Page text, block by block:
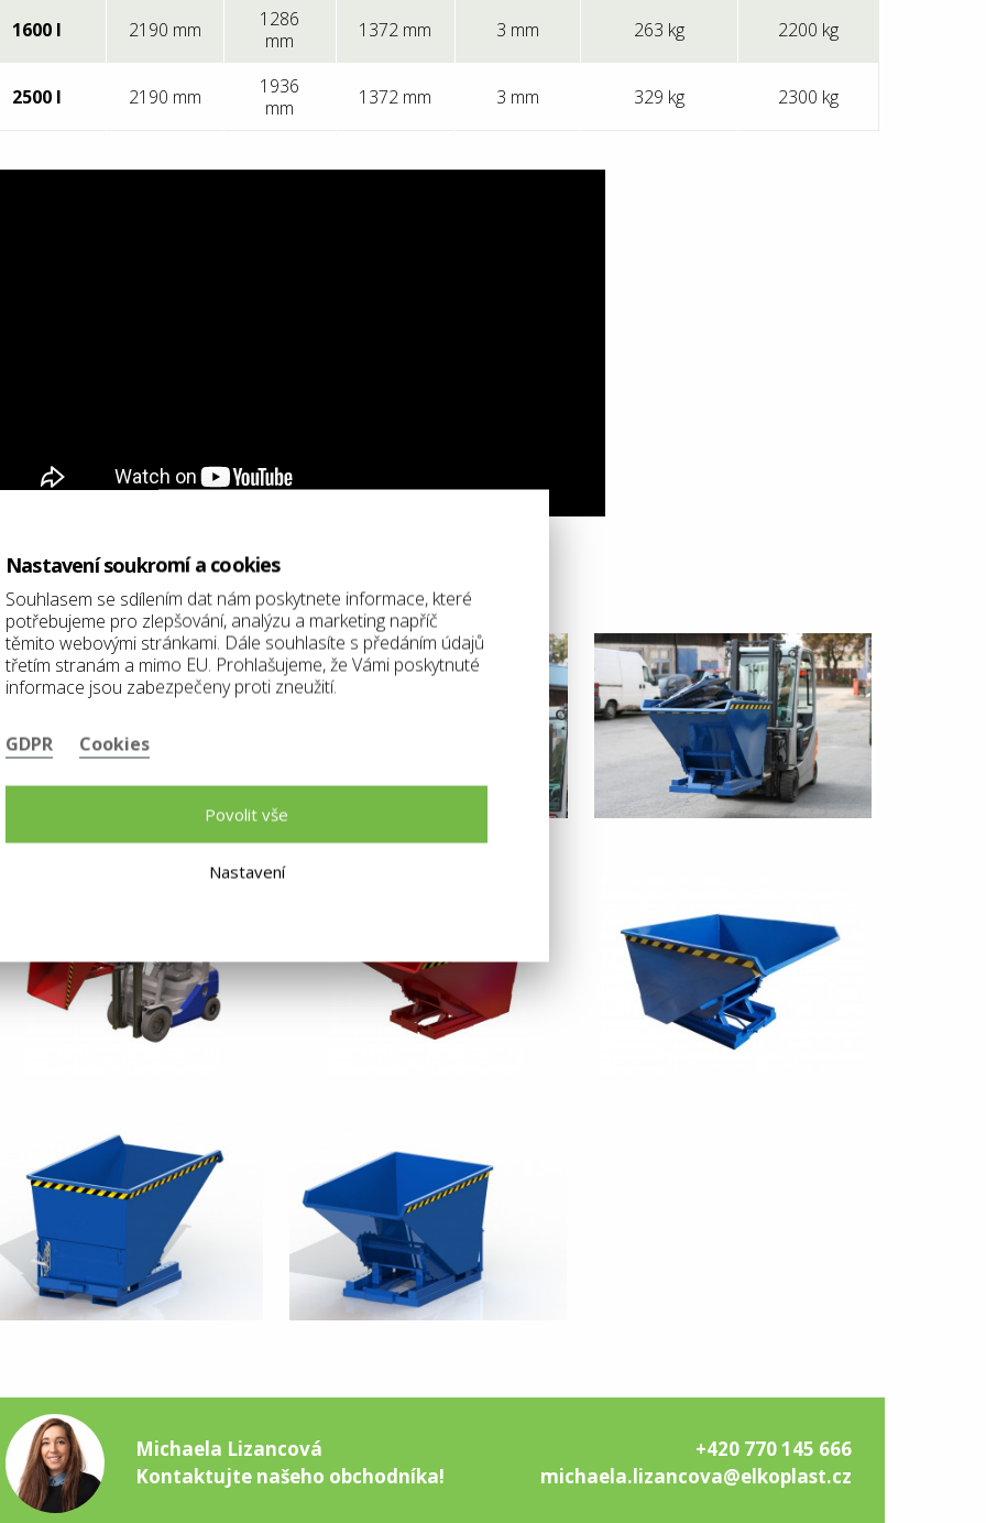
1600 l 2190 mm
1286
mm
1372 mm 3 mm 263 kg 2200 kg
2500 l 2190 mm
1936
mm
1372 mm 3 mm 329 kg 2300 kg
Michaela Lizancová
Kontaktujte našeho obchodníka!
+420 770 145 666
michaela.lizancova@elkoplast.cz
Nastavení soukromí a cookies
Souhlasem se sdílením dat nám poskytnete informace, které
potřebujeme pro zlepšování, analýzu a marketing napříč
těmito webovými stránkami. Dále souhlasíte s předáním údajů
třetím stranám a mimo EU. Prohlašujeme, že Vámi poskytnuté
informace jsou zabezpečeny proti zneužití.
GDPR Cookies
Povolit vše
Nastavení